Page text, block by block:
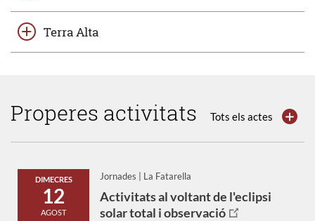
Terra Alta
Properes activitats Tots els actes
DIMECRES
12
AGOST
Jornades | La Fatarella
Activitats al voltant de l'eclipsi
solar total i observació